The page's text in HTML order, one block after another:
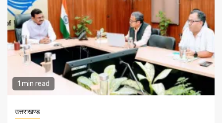
1 min read
उत्तराखण्ड